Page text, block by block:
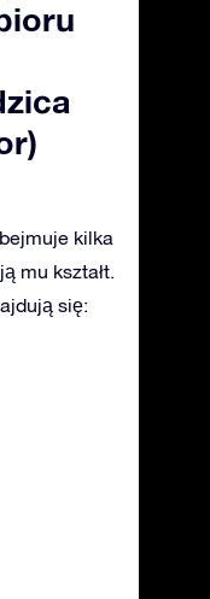
kilka
mu kształt.
się: